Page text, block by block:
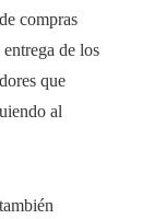
compras
de los
que
al